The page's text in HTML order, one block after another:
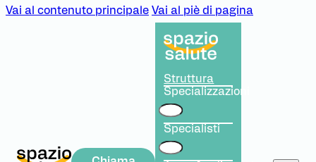
Vai al contenuto principale Vai al piè di pagina
Struttura
Specializzazioni
Specialisti